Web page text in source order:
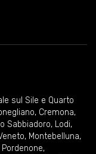
sul Sile e Quarto
, Cremona,
Sabbiadoro, Lodi,
, Montebelluna,
Pordenone,